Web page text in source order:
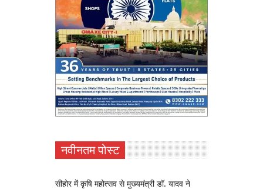
नवीनतम पोस्ट
सीहोर में कृषि महोत्सव से मुख्यमंत्री डॉ. यादव ने